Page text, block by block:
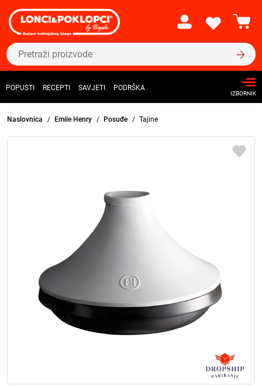
POPUSTI RECEPTI SAVJETI PODRŠKA
IZBORNIK
Naslovnica Emile Henry Posuđe Tajine